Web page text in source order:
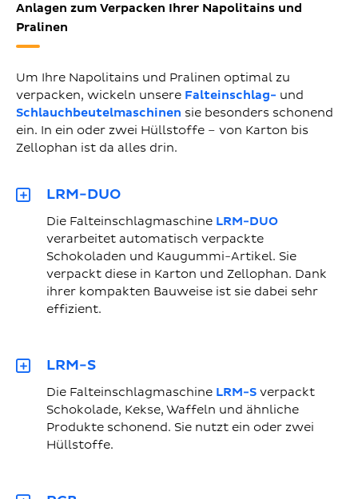
Anlagen zum Verpacken Ihrer Napolitains und
Pralinen
Um Ihre Napolitains und Pralinen optimal zu
verpacken, wickeln unsere Falteinschlag- und
Schlauchbeutelmaschinen sie besonders schonend
ein. In ein oder zwei Hüllstoffe – von Karton bis
Zellophan ist da alles drin.
LRM-DUO
Die Falteinschlagmaschine LRM-DUO
verarbeitet automatisch verpackte
Schokoladen und Kaugummi-Artikel. Sie
verpackt diese in Karton und Zellophan. Dank
ihrer kompakten Bauweise ist sie dabei sehr
effizient.
LRM-S
Die Falteinschlagmaschine LRM-Sverpackt
Schokolade, Kekse, Waffeln und ähnliche
Produkte schonend. Sie nutzt ein oder zwei
Hüllstoffe.